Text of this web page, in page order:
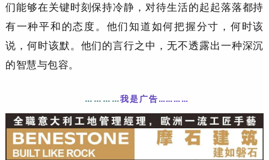
们能够在关键时刻保持冷静，对待生活的起起落落都持
有一种平和的态度。他们知道如何把握分寸，何时该
说，何时该默。他们的言行之中，无不透露出一种深沉
的智慧与包容。
…………我是广告…………